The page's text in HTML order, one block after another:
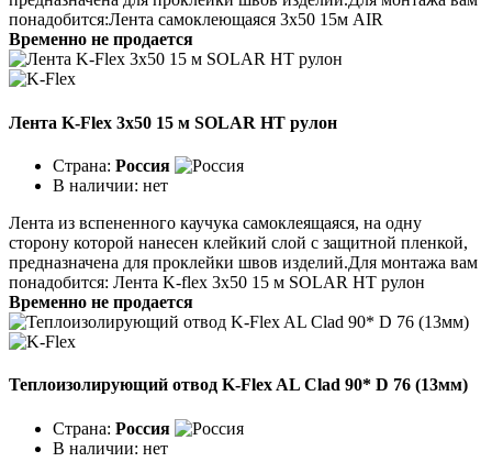
понадобится:Лента самоклеющаяся 3х50 15м AIR
Временно не продается
Лента K-Flex 3x50 15 м SOLAR HT рулон
Страна: Россия
В наличии: нет
Лента из вспененного каучука самоклеящаяся, на одну
сторону которой нанесен клейкий слой с защитной пленкой,
предназначена для проклейки швов изделий.Для монтажа вам
понадобится: Лента K-flex 3х50 15 м SOLAR HT рулон
Временно не продается
Теплоизолирующий отвод K-Flex AL Clad 90* D 76 (13мм)
Страна: Россия
В наличии: нет